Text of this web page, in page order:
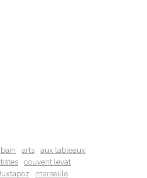
arts
aux tableaux
couvent levat
marseille